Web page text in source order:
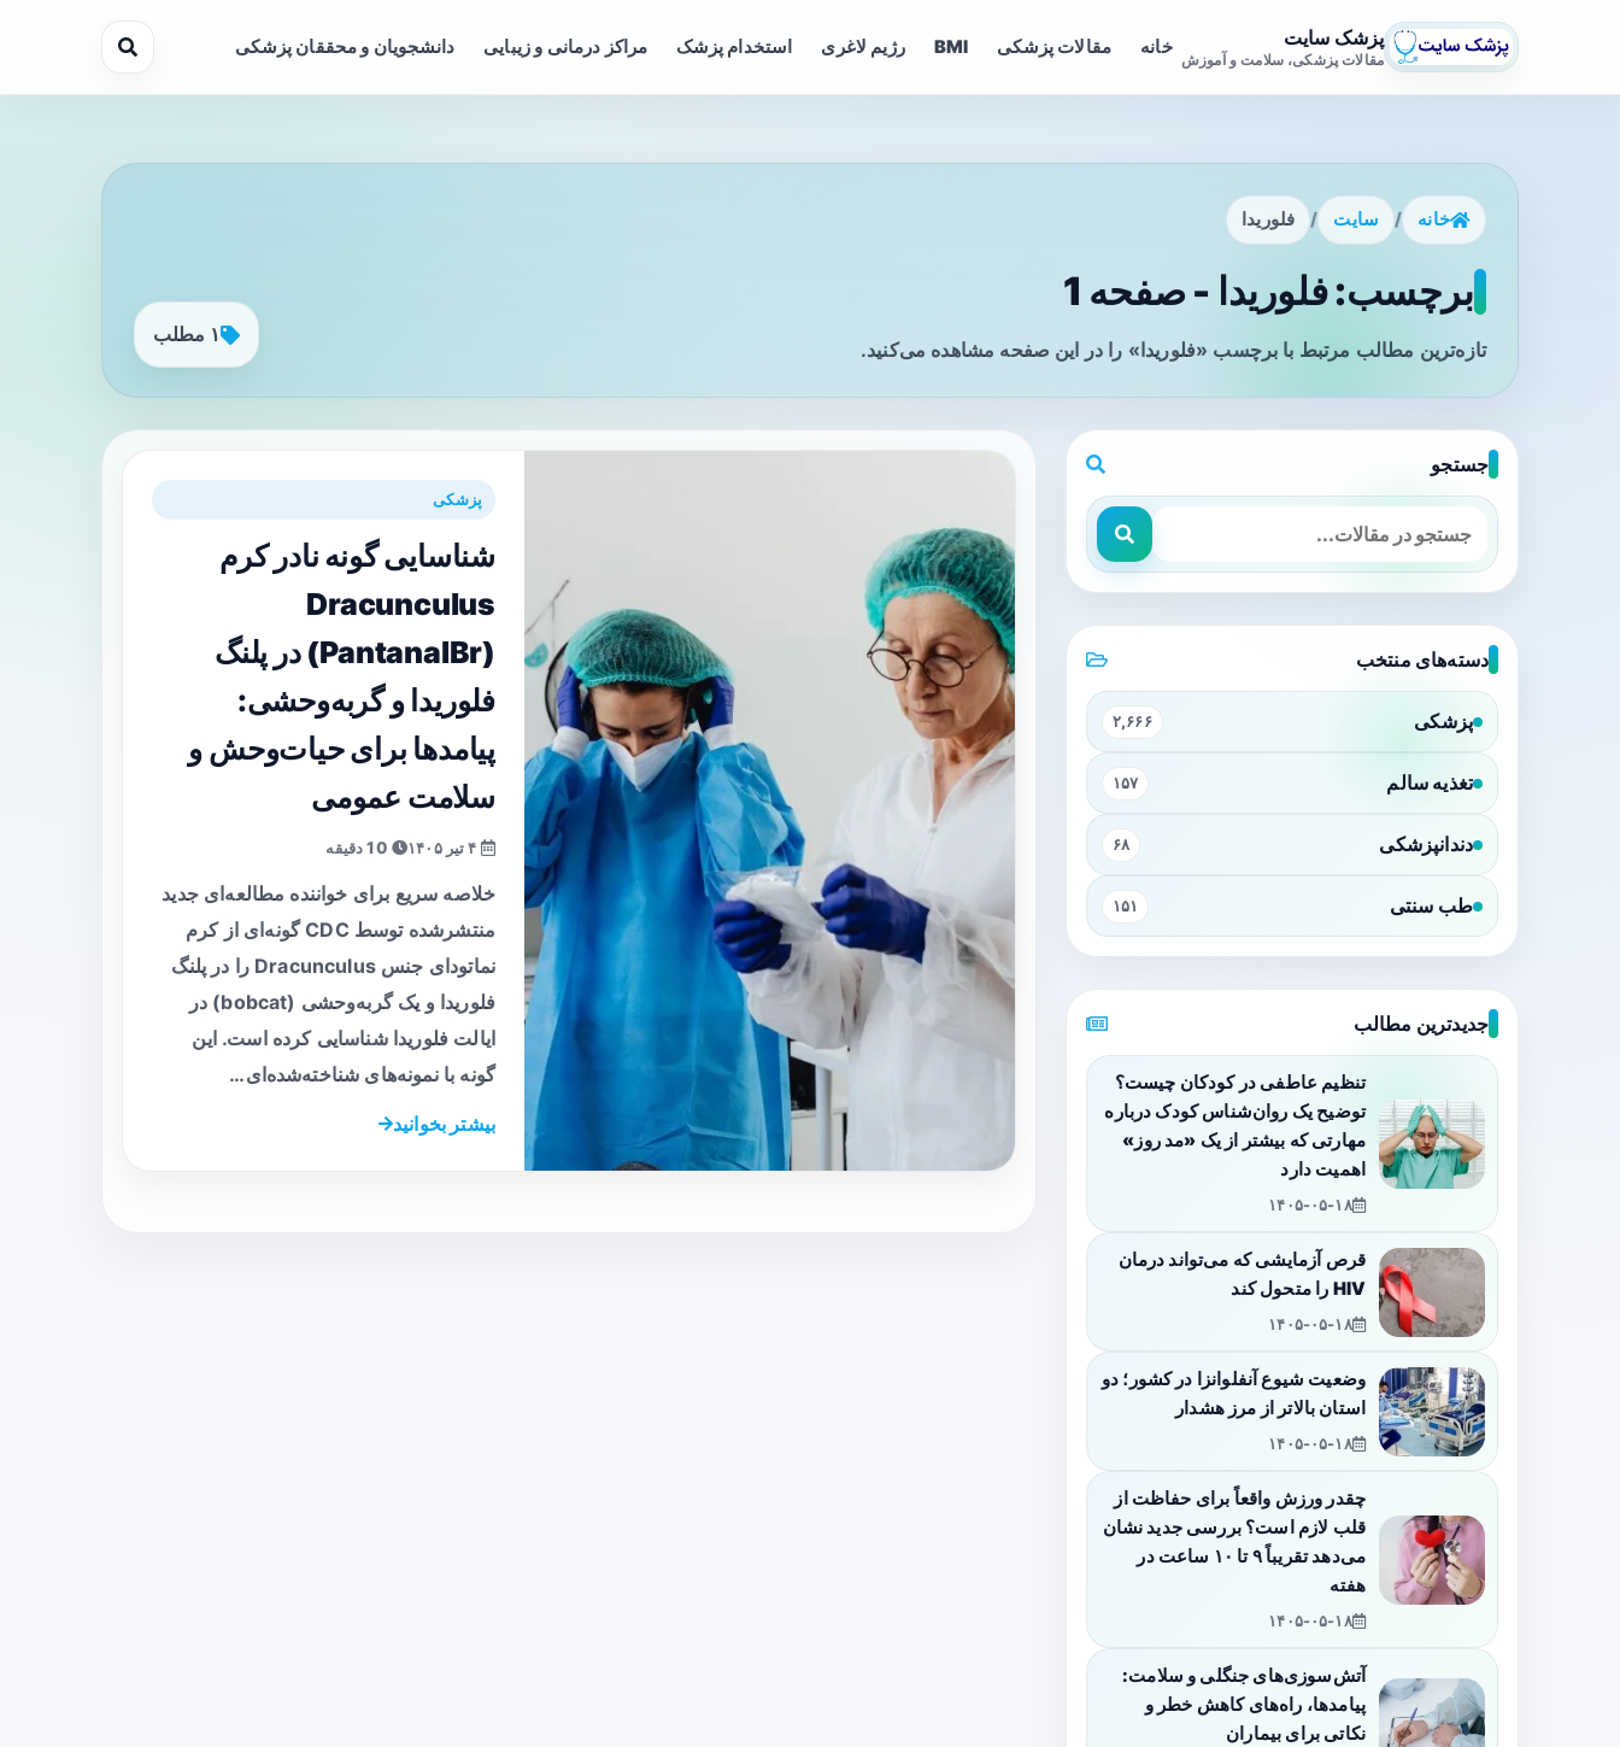
پزشک سایت
مقالات پزشکی، سلامت و آموزش
خانه مقالات پزشکی BMI رژیم لاغری استخدام پزشک مراکز درمانی و زیبایی دانشجویان و محققان پزشکی
خانه / سایت / فلوریدا
برچسب: فلوریدا - صفحه 1
تازه‌ترین مطالب مرتبط با برچسب «فلوریدا» را در این صفحه مشاهده می‌کنید.
۱ مطلب
پزشکی
شناسایی گونه نادر کرم
Dracunculus
(PantanalBr) در پلنگ
فلوریدا و گربه‌وحشی:
پیامدها برای حیات‌وحش و
سلامت عمومی
خلاصه سریع برای خواننده مطالعه‌ای جدید
منتشرشده توسط CDC گونه‌ای از کرم
نماتودای جنس Dracunculus را در پلنگ
فلوریدا و یک گربه‌وحشی (bobcat) در
ایالت فلوریدا شناسایی کرده است. این
گونه با نمونه‌های شناخته‌شده‌ای…
بیشتر بخوانید
جستجو
دسته‌های منتخب
پزشکی ۲,۶۶۶
تغذیه سالم ۱۵۷
دندانپزشکی ۶۸
طب سنتی ۱۵۱
جدیدترین مطالب
تنظیم عاطفی در کودکان چیست؟
توضیح یک روان‌شناس کودک درباره
مهارتی که بیشتر از یک «مد روز»
اهمیت دارد
۱۴۰۵-۰۵-۱۸
قرص آزمایشی که می‌تواند درمان
HIV را متحول کند
۱۴۰۵-۰۵-۱۸
وضعیت شیوع آنفلوانزا در کشور؛ دو
استان بالاتر از مرز هشدار
۱۴۰۵-۰۵-۱۸
چقدر ورزش واقعاً برای حفاظت از
قلب لازم است؟ بررسی جدید نشان
می‌دهد تقریباً ۹ تا ۱۰ ساعت در
هفته
۱۴۰۵-۰۵-۱۸
آتش‌سوزی‌های جنگلی و سلامت:
پیامدها، راه‌های کاهش خطر و
نکاتی برای بیماران